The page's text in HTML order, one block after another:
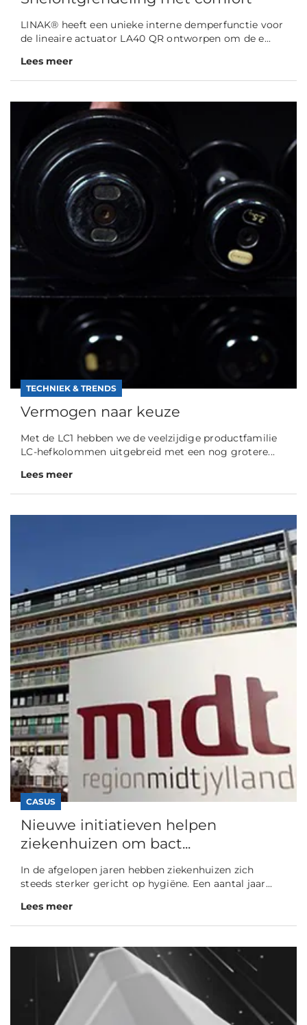
LINAK® heeft een unieke interne demperfunctie voor
de lineaire actuator LA40 QR ontworpen om de e...
Lees meer
TECHNIEK & TRENDS
Vermogen naar keuze
Met de LC1 hebben we de veelzijdige productfamilie
LC-hefkolommen uitgebreid met een nog grotere...
Lees meer
CASUS
Nieuwe initiatieven helpen
ziekenhuizen om bact...
In de afgelopen jaren hebben ziekenhuizen zich
steeds sterker gericht op hygiëne. Een aantal jaar...
Lees meer